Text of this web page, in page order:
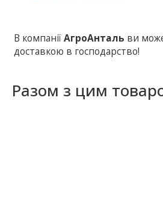
В компаніїАгроАнталь ви
доставкою в господарство!
Разом з цим